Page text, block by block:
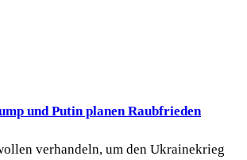
und Putin planen Raubfrieden
verhandeln, um den Ukrainekrieg